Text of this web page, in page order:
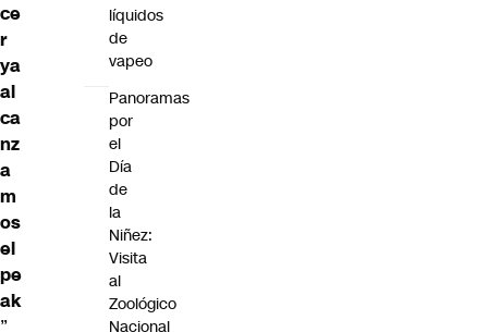
ce
r
ya
al
ca
nz
a
m
os
el
pe
ak
líquidos
de
vapeo
Panoramas
por
el
Día
de
la
Niñez:
Visita
al
Zoológico
Nacional